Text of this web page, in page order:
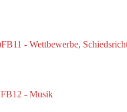
FB11 - Wettbewerbe,
FB12 - Musik